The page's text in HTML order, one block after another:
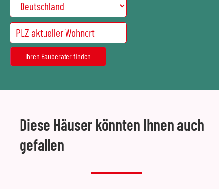
Diese Häuser könnten Ihnen auch
gefallen